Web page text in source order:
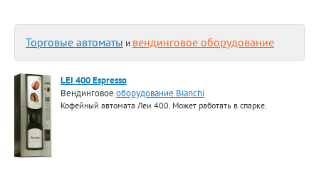
Торговые автоматы и вендинговое оборудование
LEI 400 Espresso
Вендинговое оборудование Bianchi
Кофейный автомата Леи 400. Может работать в спарке.